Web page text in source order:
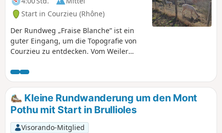
Start in Courzieu (Rhône)
Der Rundweg „Fraise Blanche” ist ein
guter Eingang, um die Topografie von
Courzieu zu entdecken. Vom Weiler
Croix de Pars und nach einem
angenehmen Abschnitt auf den
Bergkämmen steigen Sie über den
Weiler Lafont wieder hinunter ins Dorf.
Kleine Rundwanderung um den Mont
Pothu mit Start in Brullioles
Visorando-Mitglied